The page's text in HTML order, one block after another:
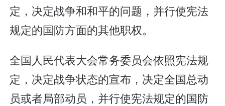
定，决定战争和和平的问题，并行使宪法
规定的国防方面的其他职权。
全国人民代表大会常务委员会依照宪法规
定，决定战争状态的宣布，决定全国总动
员或者局部动员，并行使宪法规定的国防